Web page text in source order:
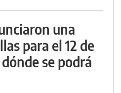
una
para el 12 de
se podrá